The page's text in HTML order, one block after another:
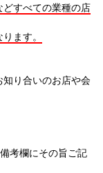
どすべての業種の店
ます。
り合いのお店や会
考欄にその旨ご記